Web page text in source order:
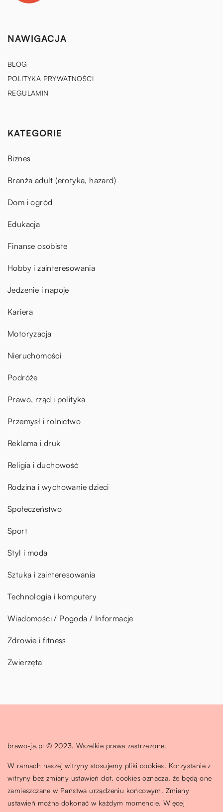
NAWIGACJA
BLOG
POLITYKA PRYWATNOŚCI
REGULAMIN
KATEGORIE
Biznes
Branża adult (erotyka, hazard)
Dom i ogród
Edukacja
Finanse osobiste
Hobby i zainteresowania
Jedzenie i napoje
Kariera
Motoryzacja
Nieruchomości
Podróże
Prawo, rząd i polityka
Przemysł i rolnictwo
Reklama i druk
Religia i duchowość
Rodzina i wychowanie dzieci
Społeczeństwo
Sport
Styl i moda
Sztuka i zainteresowania
Technologia i komputery
Wiadomości / Pogoda / Informacje
Zdrowie i fitness
Zwierzęta
brawo-ja.pl © 2023. Wszelkie prawa zastrzeżone.
W ramach naszej witryny stosujemy pliki cookies. Korzystanie z
witryny bez zmiany ustawień dot. cookies oznacza, że będą one
zamieszczane w Państwa urządzeniu końcowym. Zmiany
ustawień można dokonać w każdym momencie. Więcej